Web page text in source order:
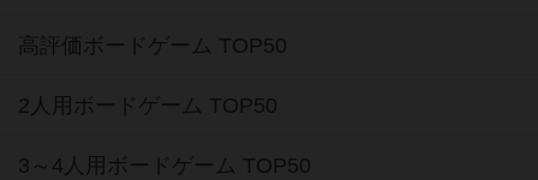
高評価ボードゲーム TOP50
2人用ボードゲーム TOP50
3～4人用ボードゲーム TOP50